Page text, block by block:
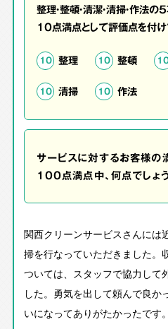
整理・整頓・清潔・清掃・作法
10点満点として評価点を付け
10 整理 10 整頓
10 清掃 10 作法
サービスに対するお客様の
100点満点中、何点でしょう
関西クリーンサービスさんには
掃を行なっていただきました。
ついては、スタッフで協力して
した。勇気を出して頼んで良
いになってありがたかったです。